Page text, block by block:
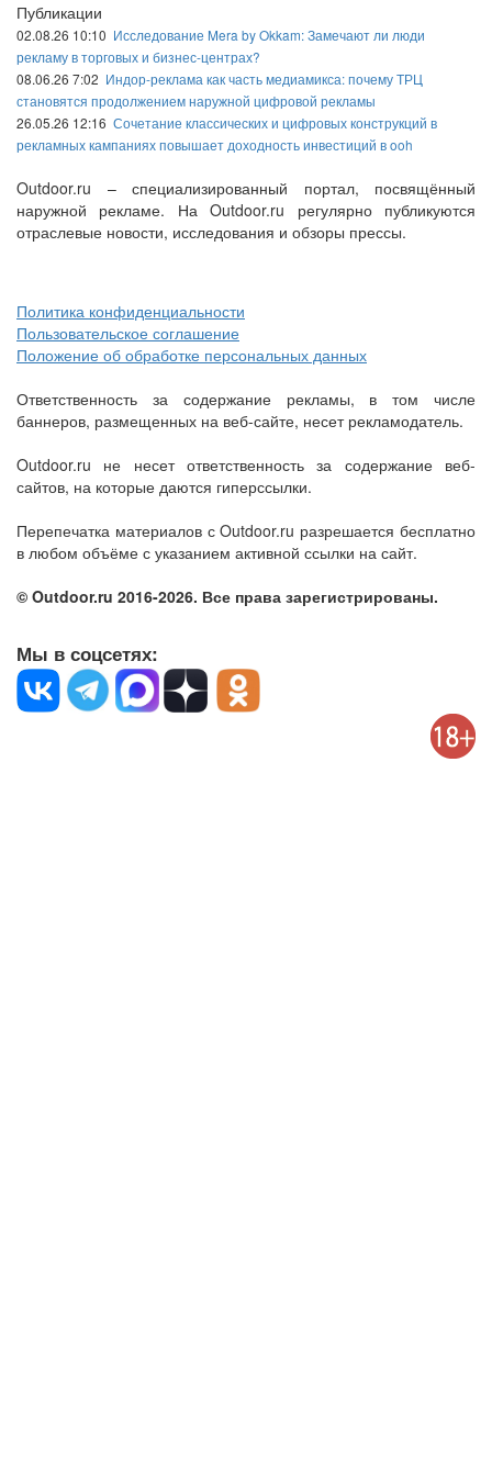
Публикации
02.08.26 10:10 Исследование Mera by Okkam: Замечают ли люди
рекламу в торговых и бизнес-центрах?
08.06.26 7:02 Индор-реклама как часть медиамикса: почему ТРЦ
становятся продолжением наружной цифровой рекламы
26.05.26 12:16 Сочетание классических и цифровых конструкций в
рекламных кампаниях повышает доходность инвестиций в ooh
Outdoor.ru – специализированный портал, посвящённый
наружной рекламе. На Outdoor.ru регулярно публикуются
отраслевые новости, исследования и обзоры прессы.
Политика конфиденциальности
Пользовательское соглашение
Положение об обработке персональных данных
Ответственность за содержание рекламы, в том числе
баннеров, размещенных на веб-сайте, несет рекламодатель.
Outdoor.ru не несет ответственность за содержание веб-
сайтов, на которые даются гиперссылки.
Перепечатка материалов с Outdoor.ru разрешается бесплатно
в любом объёме с указанием активной ссылки на сайт.
© Outdoor.ru 2016-2026. Все права зарегистрированы.
Мы в соцсетях: